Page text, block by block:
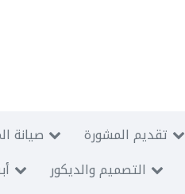
صيانة تقديم المشورة
التصميم والديكور